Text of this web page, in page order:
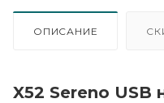
ОПИСАНИЕ
X52 Sereno USB